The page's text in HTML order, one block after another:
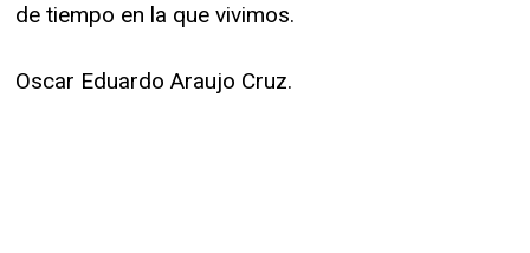
de tiempo en la que vivimos.
Oscar Eduardo Araujo Cruz.